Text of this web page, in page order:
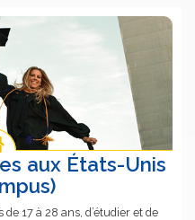
aux États-Unis
17 à 28 ans, d’étudier et de